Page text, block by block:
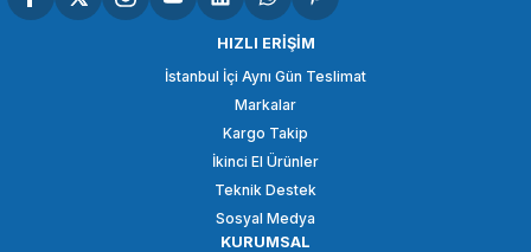
Insta360 Ace Pro 2 Classic Leather Case
HIZLI ERİŞİM
İstanbul İçi Aynı Gün Teslimat
Markalar
Kargo Takip
İkinci El Ürünler
Teknik Destek
Sosyal Medya
KURUMSAL